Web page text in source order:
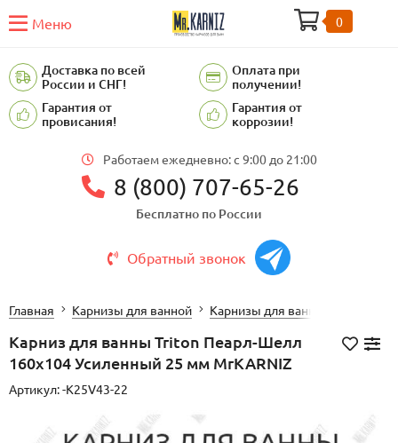
Меню 0
Доставка по всей
России и СНГ!
Оплата при
получении!
Гарантия от
провисания!
Гарантия от
коррозии!
Работаем ежедневно: c 9:00 до 21:00
8 (800) 707-65-26
Бесплатно по России
Обратный звонок
Главная Карнизы для ванной Карнизы для ванной TRITON
Карниз для ванны Triton Пеарл-Шелл
160х104 Усиленный 25 мм MrKARNIZ
Артикул:-K25V43-22